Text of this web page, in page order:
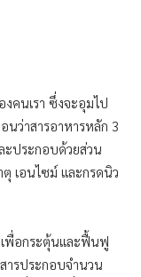
คนเรา ซึ่งจะอุมไป
ว่าสารอาหารหลัก 3
ะประกอบด้วยส่วน
เอนไซม์ และกรดนิว
เพื่อกระตุ้นและฟื้นฟู
ารประกอบจำนวน